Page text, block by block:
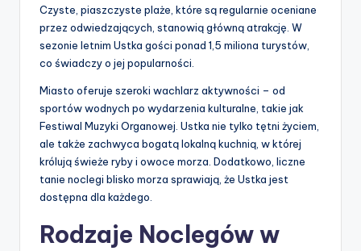
Czyste, piaszczyste plaże, które są regularnie oceniane
przez odwiedzających, stanowią główną atrakcję. W
sezonie letnim Ustka gości ponad 1,5 miliona turystów,
co świadczy o jej popularności.
Miasto oferuje szeroki wachlarz aktywności – od
sportów wodnych po wydarzenia kulturalne, takie jak
Festiwal Muzyki Organowej. Ustka nie tylko tętni życiem,
ale także zachwyca bogatą lokalną kuchnią, w której
królują świeże ryby i owoce morza. Dodatkowo, liczne
tanie noclegi blisko morza sprawiają, że Ustka jest
dostępna dla każdego.
Rodzaje Noclegów w